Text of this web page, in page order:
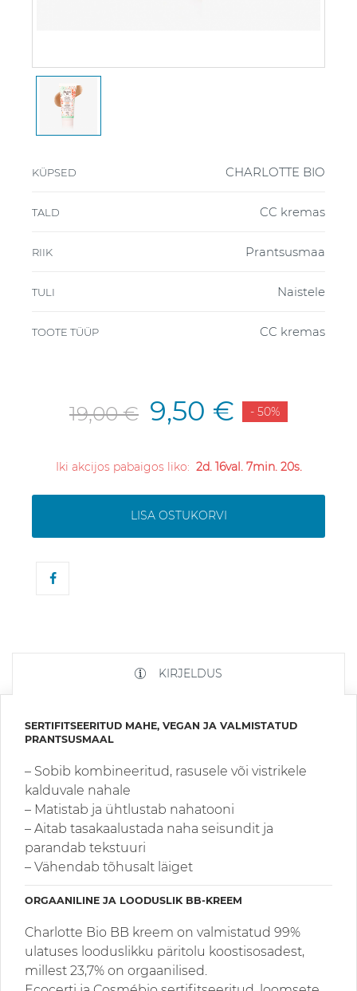
KÜPSED CHARLOTTE BIO
TALD CC kremas
RIIK Prantsusmaa
TULI Naistele
TOOTE TÜÜP CC kremas
19,00 € 9,50 € - 50%
Iki akcijos pabaigos liko: 2d. 16val. 7min. 20s.
LISA OSTUKORVI
KIRJELDUS
SERTIFITSEERITUD MAHE, VEGAN JA VALMISTATUD
PRANTSUSMAAL
– Sobib kombineeritud, rasusele või vistrikele
kalduvale nahale
– Matistab ja ühtlustab nahatooni
– Aitab tasakaalustada naha seisundit ja
parandab tekstuuri
– Vähendab tõhusalt läiget
ORGAANILINE JA LOODUSLIK BB-KREEM
Charlotte Bio BB kreem on valmistatud 99%
ulatuses looduslikku päritolu koostisosadest,
millest 23,7% on orgaanilised.